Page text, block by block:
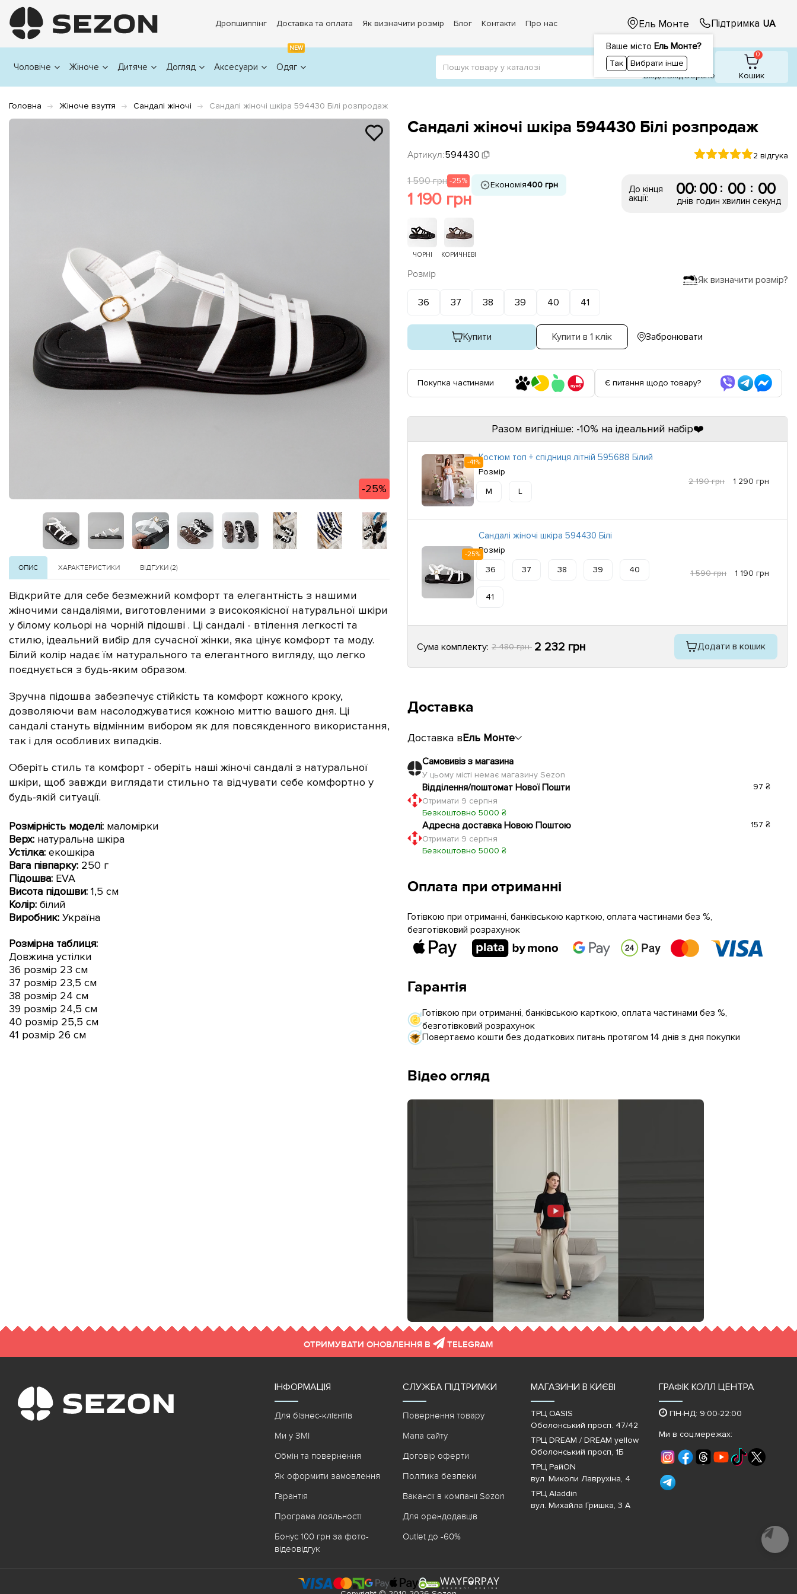
Дропшиппінг Доставка та оплата Як визначити розмір Блог Контакти Про нас Ель Монте
Ваше місто Ель Монте?
Так Вибрати інше
Підтримка UA
Чоловіче Жіноче Дитяче Догляд Аксесуари
NEW
Одяг
1
ВхідніВхiдОбране
0
Кошик
Головна Жіноче взуття Сандалі жіночі Сандалі жіночі шкіра 594430 Білі розпродаж
-25%
Сандалі жіночі шкіра 594430 Білі розпродаж
Артикул:594430 2 відгука
1 590 грн -25%
1 190 грн
Економія400 грн
До кінця
акції:
00
днів
: 00
годин
: 00
хвилин
: 00
секунд
ЧОРНІ КОРИЧНЕВІ
Як визначити розмір?
Розмір
36 37 38 39 40 41
Купити Купити в 1 клік Забронювати
Покупка частинами Є питання щодо товару?
Разом вигідніше: -10% на ідеальний набір❤️
-41%Костюм топ + спідниця літній 595688 Білий
Розмір
M
L
2 190 грн 1 290 грн
-25%
Сандалі жіночі шкіра 594430 Білі
Розмір
36
37 38 39 40
41
1 590 грн 1 190 грн
Сума комплекту: 2 480 грн 2 232 грн Додати в кошик
Доставка
Доставка вЕль Монте
Самовивіз з магазина
У цьому місті немає магазину Sezon
Відділення/поштомат Нової Пошти
Отримати 9 серпня
Безкоштовно 5000 ₴
97 ₴
Адресна доставка Новою Поштою
Отримати 9 серпня
Безкоштовно 5000 ₴
157 ₴
Оплата при отриманні
Готівкою при отриманні, банківською карткою, оплата частинами без %,
безготівковий розрахунок
Гарантія
Готівкою при отриманні, банківською карткою, оплата частинами без %,
безготівковий розрахунок
Повертаємо кошти без додаткових питань протягом 14 днів з дня покупки
Відео огляд
ОПИС ХАРАКТЕРИСТИКИ ВІДГУКИ (2)
Відкрийте для себе безмежний комфорт та елегантність з нашими
жіночими сандаліями, виготовленими з високоякісної натуральної шкіри
у білому кольорі на чорній підошві . Ці сандалі - втілення легкості та
стилю, ідеальний вибір для сучасної жінки, яка цінує комфорт та моду.
Білий колір надає їм натурального та елегантного вигляду, що легко
поєднується з будь-яким образом.
Зручна підошва забезпечує стійкість та комфорт кожного кроку,
дозволяючи вам насолоджуватися кожною миттю вашого дня. Ці
сандалі стануть відмінним вибором як для повсякденного використання,
так і для особливих випадків.
Оберіть стиль та комфорт - оберіть наші жіночі сандалі з натуральної
шкіри, щоб завжди виглядати стильно та відчувати себе комфортно у
будь-якій ситуації.
Розмірність моделі: маломірки
Верх: натуральна шкіра
Устілка: екошкіра
Вага півпарку: 250 г
Підошва: EVA
Висота підошви: 1,5 см
Колір: білий
Виробник: Україна
Розмірна таблиця:
Довжина устілки
36 розмір 23 см
37 розмір 23,5 см
38 розмір 24 см
39 розмір 24,5 см
40 розмір 25,5 см
41 розмір 26 см
ОТРИМУВАТИ ОНОВЛЕННЯ В TELEGRAM
ІНФОРМАЦІЯ
Для бізнес-клієнтів
Ми у ЗМІ
Обмін та повернення
Як оформити замовлення
Гарантія
Програма лояльності
Бонус 100 грн за фото-
відеовідгук
СЛУЖБА ПІДТРИМКИ
Повернення товару
Мапа сайту
Договір оферти
Політика безпеки
Вакансії в компанії Sezon
Для орендодавців
Outlet до -60%
МАГАЗИНИ В КИЄВІ
ТРЦ OASIS
Оболонський просп. 47/42
ТРЦ DREAM / DREAM yellow
Оболонський просп, 1Б
ТРЦ РайON
вул. Миколи Лаврухіна, 4
ТРЦ Aladdin
вул. Михайла Гришка, 3 А
ГРАФІК КОЛЛ ЦЕНТРА
ПН-НД: 9:00-22:00
Ми в соц.мережах:
Почати
діалог